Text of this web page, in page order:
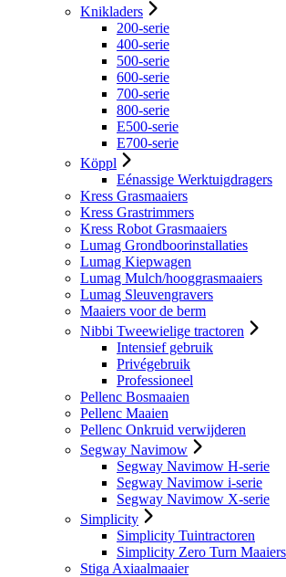
Knikladers
200-serie
400-serie
500-serie
600-serie
700-serie
800-serie
E500-serie
E700-serie
Köppl
Eénassige Werktuigdragers
Kress Grasmaaiers
Kress Grastrimmers
Kress Robot Grasmaaiers
Lumag Grondboorinstallaties
Lumag Kiepwagen
Lumag Mulch/hooggrasmaaiers
Lumag Sleuvengravers
Maaiers voor de berm
Nibbi Tweewielige tractoren
Intensief gebruik
Privégebruik
Professioneel
Pellenc Bosmaaien
Pellenc Maaien
Pellenc Onkruid verwijderen
Segway Navimow
Segway Navimow H-serie
Segway Navimow i-serie
Segway Navimow X-serie
Simplicity
Simplicity Tuintractoren
Simplicity Zero Turn Maaiers
Stiga Axiaalmaaier